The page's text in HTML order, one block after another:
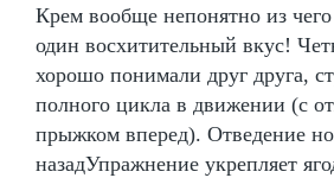
Крем вообще непонятно из
один восхитительный вкус!
хорошо понимали друг друга,
полного цикла в движении (с
прыжком вперед). Отведение
назадУпражнение укрепляет